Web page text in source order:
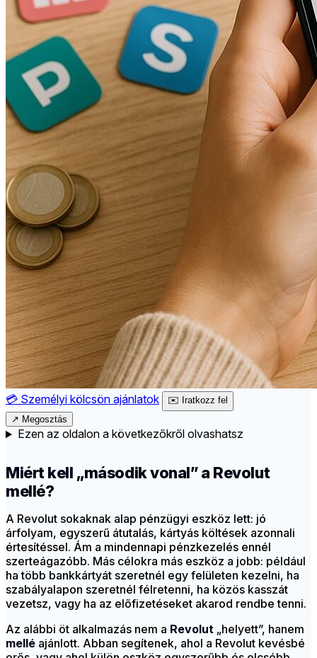
💳 Személyi kölcsön ajánlatok ✉️ Iratkozz fel
↗ Megosztás
Ezen az oldalon a következőkről olvashatsz
Miért kell „második vonal” a Revolut
mellé?
A Revolut sokaknak alap pénzügyi eszköz lett: jó
árfolyam, egyszerű átutalás, kártyás költések azonnali
értesítéssel. Ám a mindennapi pénzkezelés ennél
szerteágazóbb. Más célokra más eszköz a jobb: például
ha több bankkártyát szeretnél egy felületen kezelni, ha
szabályalapon szeretnél félretenni, ha közös kasszát
vezetsz, vagy ha az előfizetéseket akarod rendbe tenni.
Az alábbi öt alkalmazás nem a Revolut „helyett”, hanem
mellé ajánlott. Abban segítenek, ahol a Revolut kevésbé